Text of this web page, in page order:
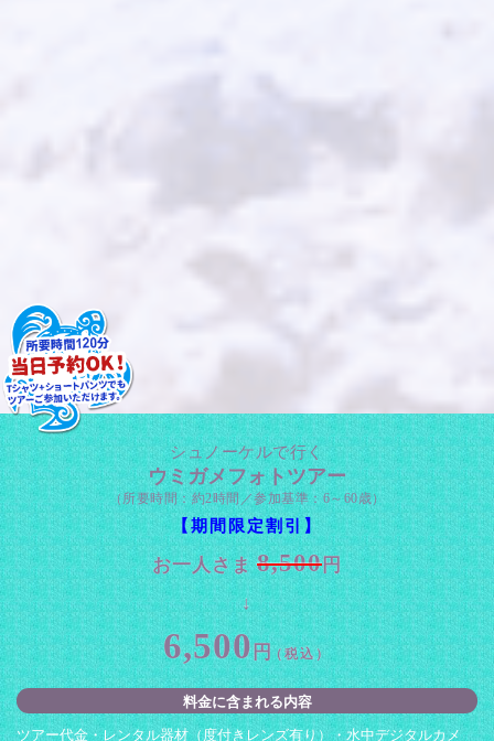
シュノーケルで行く
ウミガメフォトツアー
（所要時間：約2時間／参加基準：6～60歳）
【期間限定割引】
お一人さま8,500円
6,500円 （税込）
料金に含まれる内容
ツアー代金・レンタル器材（度付きレンズ有り）・水中デジタルカメ